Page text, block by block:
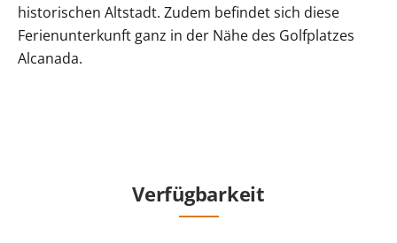
historischen Altstadt. Zudem befindet sich diese
Ferienunterkunft ganz in der Nähe des Golfplatzes
Alcanada.
Verfügbarkeit